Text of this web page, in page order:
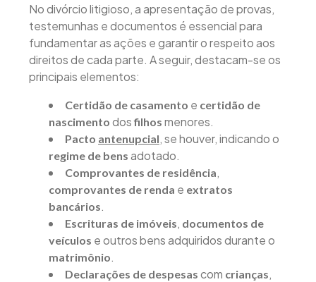
No divórcio litigioso, a apresentação de provas,
testemunhas e documentos é essencial para
fundamentar as ações e garantir o respeito aos
direitos de cada parte. A seguir, destacam-se os
principais elementos:
Certidão de casamento e certidão de
nascimento dosfilhos menores.
Pacto antenupcial, se houver, indicando o
regime de bens adotado.
Comprovantes de residência,
comprovantes de renda e extratos
bancários.
Escrituras de imóveis, documentos de
veículos e outros bens adquiridos durante o
matrimônio.
Declarações de despesas com crianças,